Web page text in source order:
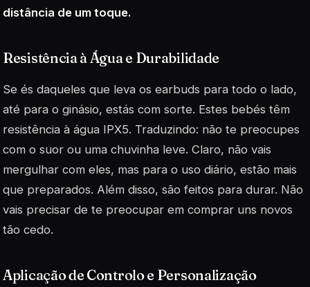
distância de um toque.
Resistência à Água e Durabilidade
Se és daqueles que leva os earbuds para todo o lado,
até para o ginásio, estás com sorte. Estes bebés têm
resistência à água IPX5. Traduzindo: não te preocupes
com o suor ou uma chuvinha leve. Claro, não vais
mergulhar com eles, mas para o uso diário, estão mais
que preparados. Além disso, são feitos para durar. Não
vais precisar de te preocupar em comprar uns novos
tão cedo.
Aplicação de Controlo e Personalização